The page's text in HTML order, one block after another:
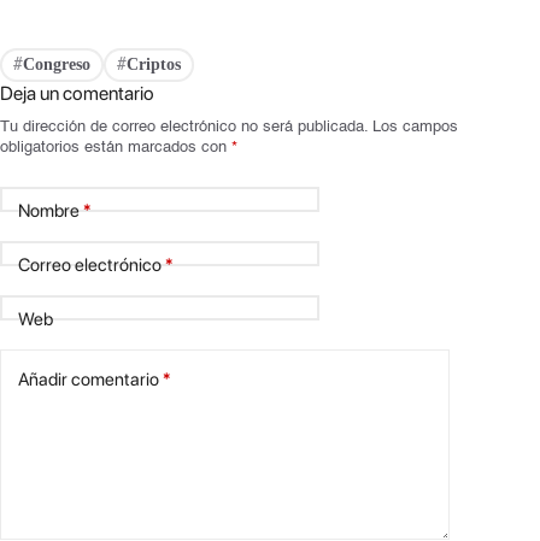
#Congreso #Criptos
Deja un comentario
Tu dirección de correo electrónico no será publicada. Los campos
obligatorios están marcados con *
Nombre*
Correo electrónico*
Web
Añadir comentario*